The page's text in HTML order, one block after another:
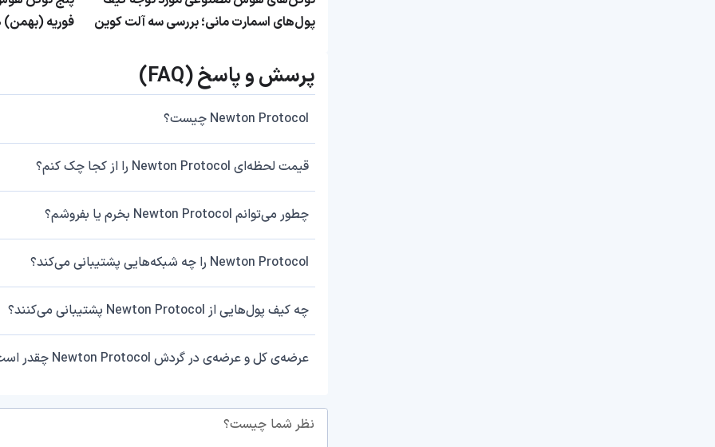
پول‌های اسمارت مانی؛ بررسی سه آلت کوین
فوریه (بهمن)
پرسش و پاسخ (FAQ)
Newton Protocol چیست؟
قیمت لحظه‌ای Newton Protocol را از کجا چک کنم؟
چطور می‌توانم Newton Protocol بخرم یا بفروشم؟
Newton Protocol را چه شبکه‌هایی پشتیبانی می‌کند؟
چه کیف پول‌هایی از Newton Protocol پشتیبانی می‌کنند؟
عرضه‌ی کل و عرضه‌ی در گردش Newton Protocol چقدر است؟
نظر شما چیست؟